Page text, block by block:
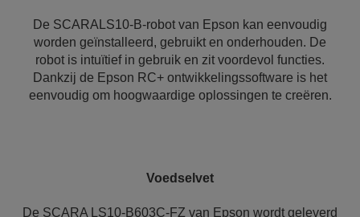
De SCARALS10-B-robot van Epson kan eenvoudig
worden geïnstalleerd, gebruikt en onderhouden. De
robot is intuïtief in gebruik en zit voordevol functies.
Dankzij de Epson RC+ ontwikkelingssoftware is het
eenvoudig om hoogwaardige oplossingen te creëren.
Voedselvet
De SCARA LS10-B603C-FZ van Epson wordt geleverd